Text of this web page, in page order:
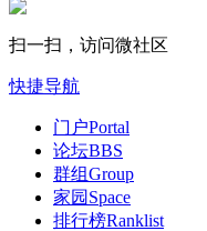
扫一扫，访问微社区
快捷导航
门户Portal
论坛BBS
群组Group
家园 Space
排行榜Ranklist